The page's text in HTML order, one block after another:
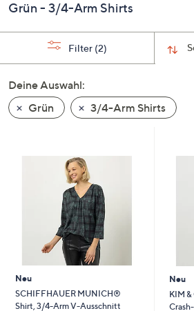
Pfeiltasten
nach
und
nach
unten
oder
um
diese
Grün - 3/4-Arm Shirts
Filter (2)
Deine Auswahl:
Grün
3/4-Arm Shirts
Neu
SCHIFFHAUER MUNICH®
Shirt, 3/4-Arm V-Ausschnitt
Neu
KIM &